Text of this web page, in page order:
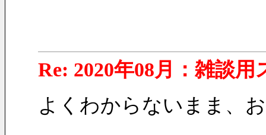
Re: 2020年08月：雑談用
よくわからないまま、